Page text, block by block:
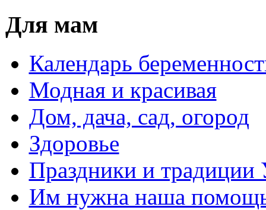
Для мам
Календарь
Модная и красивая
Дом, дача, сад, огород
Здоровье
Праздники и традиции
Им нужна наша